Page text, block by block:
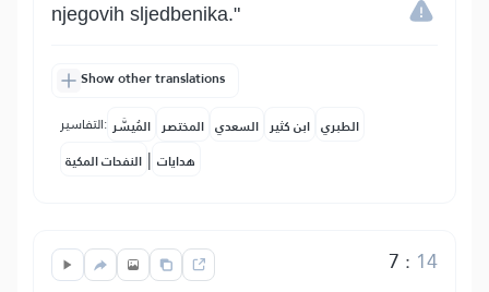
njegovih sljedbenika."
Show other translations
التفاسير: المُيسَّر المختصر السعدي ابن كثير الطبري
النفحات المكية | هدايات
7 : 14